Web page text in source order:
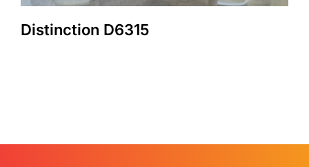
Distinction D6315